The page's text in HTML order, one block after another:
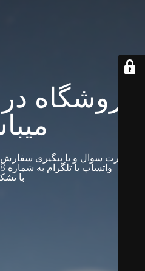
فروشگاه
در صورت سوال و یا پیگیری سفارش
واتساپ یا تلگرام به شماره 09331260768 پیام بدید .
با